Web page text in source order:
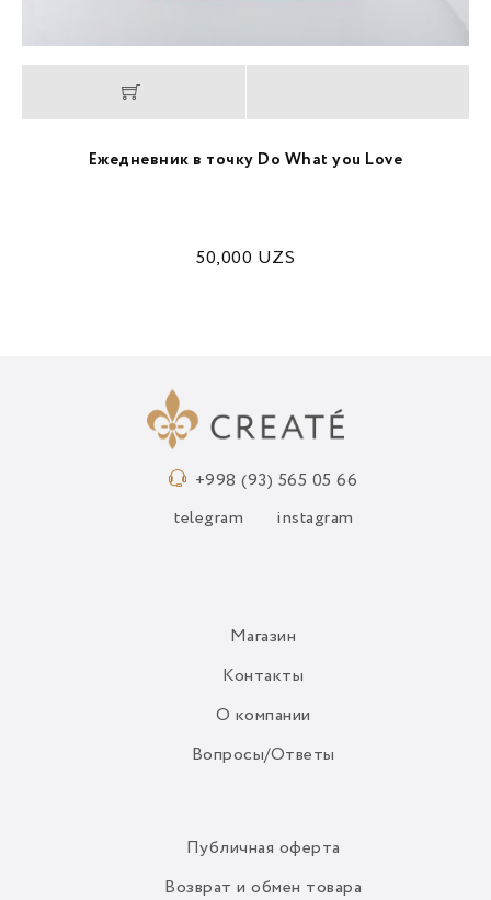
Ежедневник в точку Do What you Love
50,000 UZS
+998 (93) 565 05 66
telegram instagram
Магазин
Контакты
О компании
Вопросы/Ответы
Публичная оферта
Возврат и обмен товара